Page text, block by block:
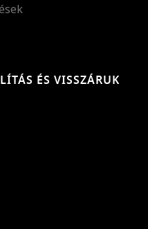
ÉS VISSZÁRUK